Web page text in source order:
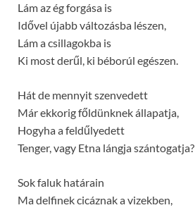
Lám az ég forgása is
Idővel újabb változásba lészen,
Lám a csillagokba is
Ki most derűl, ki béborúl egészen.
Hát de mennyit szenvedett
Már ekkorig főldünknek állapatja,
Hogyha a feldűlyedett
Tenger, vagy Etna lángja szántogatja?
Sok faluk határain
Ma delfinek cicáznak a vizekben,